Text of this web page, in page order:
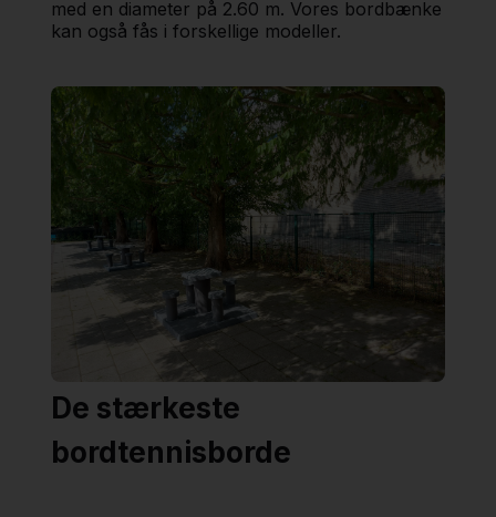
med en diameter på 2.60 m. Vores bordbænke
kan også fås i forskellige modeller.
De stærkeste
bordtennisborde